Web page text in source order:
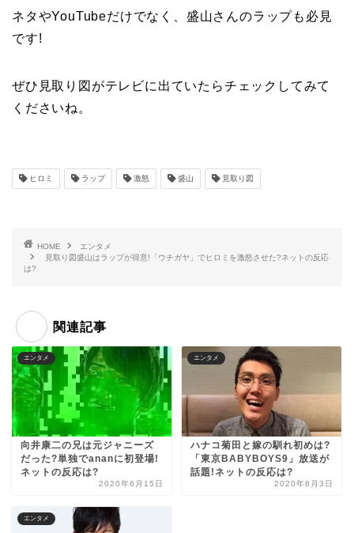
ネタやYouTubeだけでなく、盛山さんのラップも必見
です!
ぜひ見取り図がテレビに出ていたらチェックしてみて
くださいね。
ヒロミ ラップ 激怒 盛山 見取り図
HOME
エンタメ
見取り図盛山はラップが得意!「ウチガヤ」でヒロミを激怒させた?ネットの反応
は?
関連記事
エンタメ
向井康二の兄は元ジャニーズ
だった?単独でananに初登場!
ネットの反応は?
2020年6月15日
エンタメ
ハナコ菊田と嫁の馴れ初めは?
「東京BABYBOYS9」放送が
話題!ネットの反応は?
2020年8月3日
エンタメ